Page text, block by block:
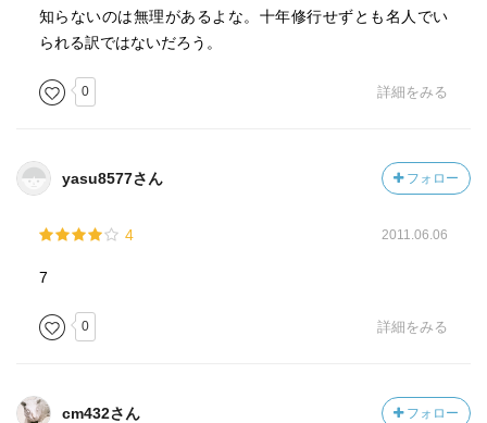
知らないのは無理があるよな。十年修行せずとも名人でい
られる訳ではないだろう。
0 詳細をみる
yasu8577さん フォロー
4 2011.06.06
7
0 詳細をみる
cm432さん フォロー